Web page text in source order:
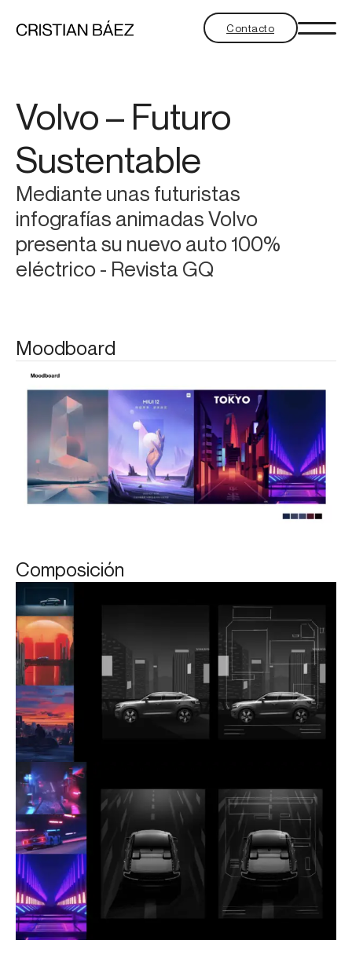
Contacto
Volvo – Futuro
Sustentable
Mediante unas futuristas
infografías animadas Volvo
presenta su nuevo auto 100%
eléctrico - Revista GQ
Moodboard
Composición